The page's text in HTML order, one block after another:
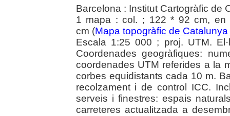
Barcelona : Institut Cartogràfic de
1 mapa : col. ; 122 * 92 cm,
cm (Mapa topogràfic de
Escala 1:25 000 ; proj. UTM.
Coordenades geogràfiques:
coordenades UTM referides a la
corbes equidistants cada 10 m.
recolzament i de control ICC.
serveis i finestres: espais
carreteres actualitzada a